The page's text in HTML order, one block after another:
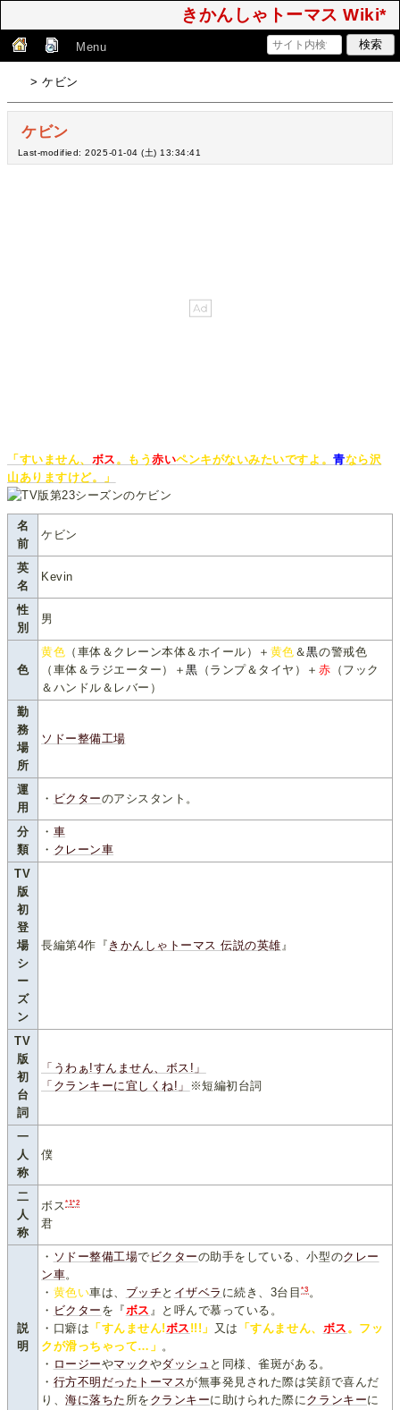
きかんしゃトーマス Wiki*
Menu
> ケビン
ケビン
Last-modified: 2025-01-04 (土) 13:34:41
「すいません、 ボス 。もう赤いペンキがないみたいですよ。青なら沢
山ありますけど。」
名
前
ケビン
英
名
Kevin
性
別
男
色
黄色 （車体＆クレーン本体＆ホイール）＋ 黄色 ＆黒の警戒色
（車体＆ラジエーター）＋黒 （ランプ＆タイヤ）＋ 赤 （フック
＆ハンドル＆レバー）
勤
務
場
所
ソドー整備工場
運
用
・ ビクターのアシスタント。
分
類
・ 車
・ クレーン車
TV
版
初
登
場
シ
ー
ズ
ン
長編第4作『 きかんしゃトーマス 伝説の英雄 』
TV
版
初
台
詞
「うわぁ!すんません、ボス!」
「クランキーに宜しくね!」
※短編初台詞
一
人
称
僕
二
人
称
ボス*1*2
君
説
明
・ ソドー整備工場で ビクターの助手をしている、小型のクレー
ン車。
・ 黄色い車は、 ブッチ と イザベラ に続き、3台目*3。
・ ビクター を『 ボス 』と呼んで慕っている。
・口癖は 「すんません! ボス !!!」 又は 「すんません、 ボス 。フッ
クが滑っちゃって…」 。
・ ロージーやマック やダッシュ と同様、雀斑がある。
・ 行方不明だった トーマスが無事発見された際は笑顔で喜んだ
り、海に落ちた 所を クランキーに助けられた際に クランキーに